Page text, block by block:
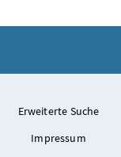
Erweiterte Suche
Impressum